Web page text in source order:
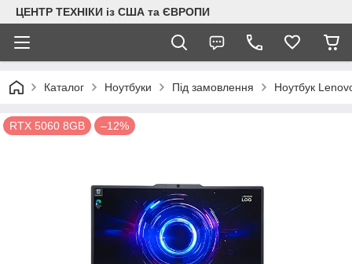
ЦЕНТР ТЕХНІКИ із США та ЄВРОПИ
Каталог Ноутбуки Під замовлення Ноутбук
RTX 5060 8GB –12%